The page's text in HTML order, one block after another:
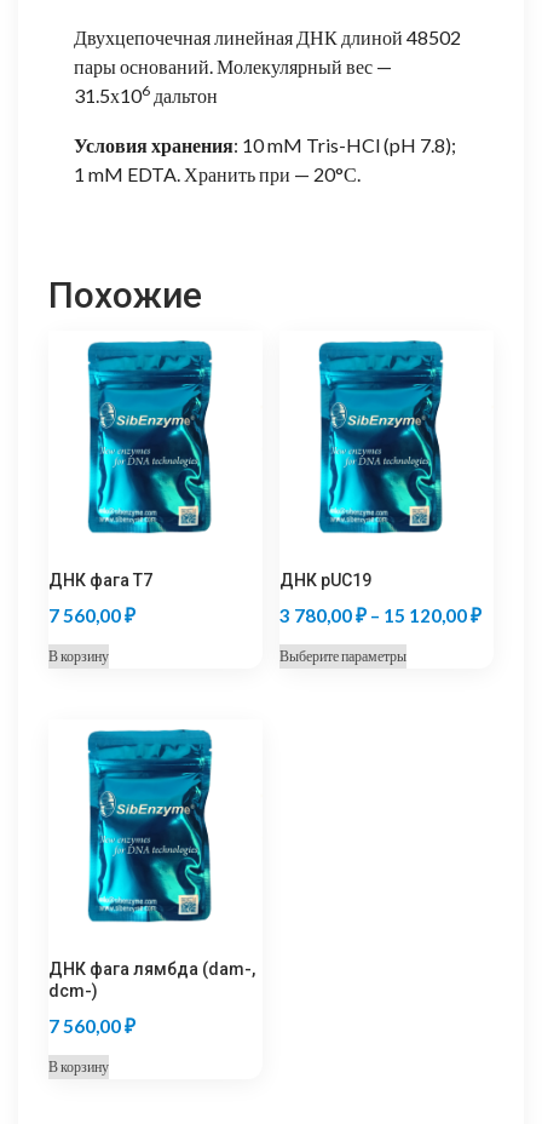
Двухцепочечная линейная ДНК длиной 48502
пары оснований. Молекулярный вес —
31.5х106 дальтон
Условия хранения: 10 mM Tris-HCl (pH 7.8);
1 mM EDTA. Хранить при — 20°С.
Похожие
ДНК фага T7
7 560,00₽
В корзину
ДНК pUC19
3 780,00₽ – 15 120,00₽
Выберите параметрыЭтот
ДНК фага лямбда (dam-,
dcm-)
7 560,00₽
В корзину